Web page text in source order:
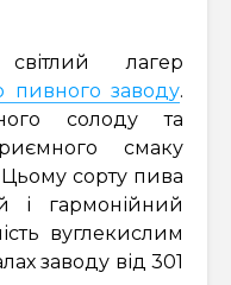
лагер
пивного заводу.
солоду та
смаку
сорту пива
і гармонійний
вуглекислим
заводу від 301